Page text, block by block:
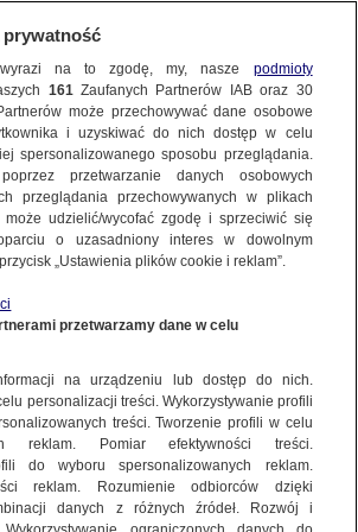
w Los Angeles. Transfer jednego koszykarza
Dzień dobry!
do wszystkich usług
prywatność
na to zgodę, my, nasze podmioty
161Zaufanych Partnerów IAB oraz 30
może przechowywać dane osobowe
i uzyskiwać do nich dostęp w celu
spersonalizowanego sposobu przeglądania.
przetwarzanie danych osobowych
przeglądania przechowywanych w plikach
może udzielić/wycofać zgodę i sprzeciwić się
o uzasadniony interes w dowolnym
„Ustawienia plików cookie i reklam”.
przetwarzamy dane w celu
na urządzeniu lub dostęp do nich.
personalizacji treści. Wykorzystywanie profili
treści. Tworzenie profili w celu
reklam. Pomiar efektywności treści.
do wyboru spersonalizowanych reklam.
reklam. Rozumienie odbiorców dzięki
danych z różnych źródeł. Rozwój i